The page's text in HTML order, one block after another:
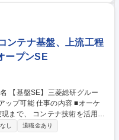
ールやゴルフ練習場、野球球
法問い合わせやトラブル対応
リング■メンバーの育成・評
ンテナ基盤、上流工程
ープンSE
内容 ■オーケ
まで、 コンテナ技術を活用し
ます。要件定義・グランドデザ
盤の設計/
し
退職金あり